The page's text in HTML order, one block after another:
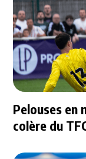
Pelouses en
colère du